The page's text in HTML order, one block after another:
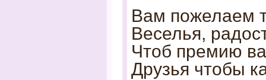
Вам пожелаем
Веселья,
Чтоб премию
Друзья чтобы